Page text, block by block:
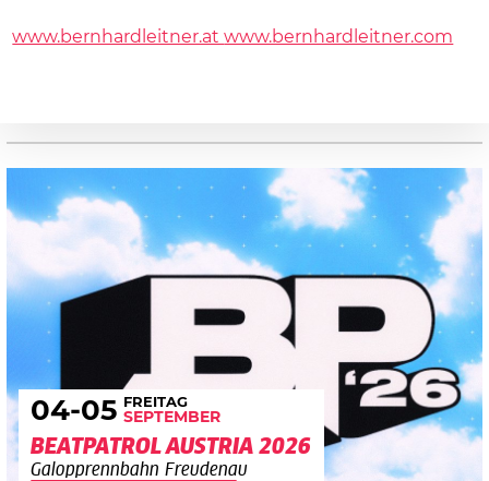
www.bernhardleitner.atwww.bernhardleitner.com
04-05 FREITAG
SEPTEMBER
BEATPATROL AUSTRIA 2026
Galopprennbahn Freudenau